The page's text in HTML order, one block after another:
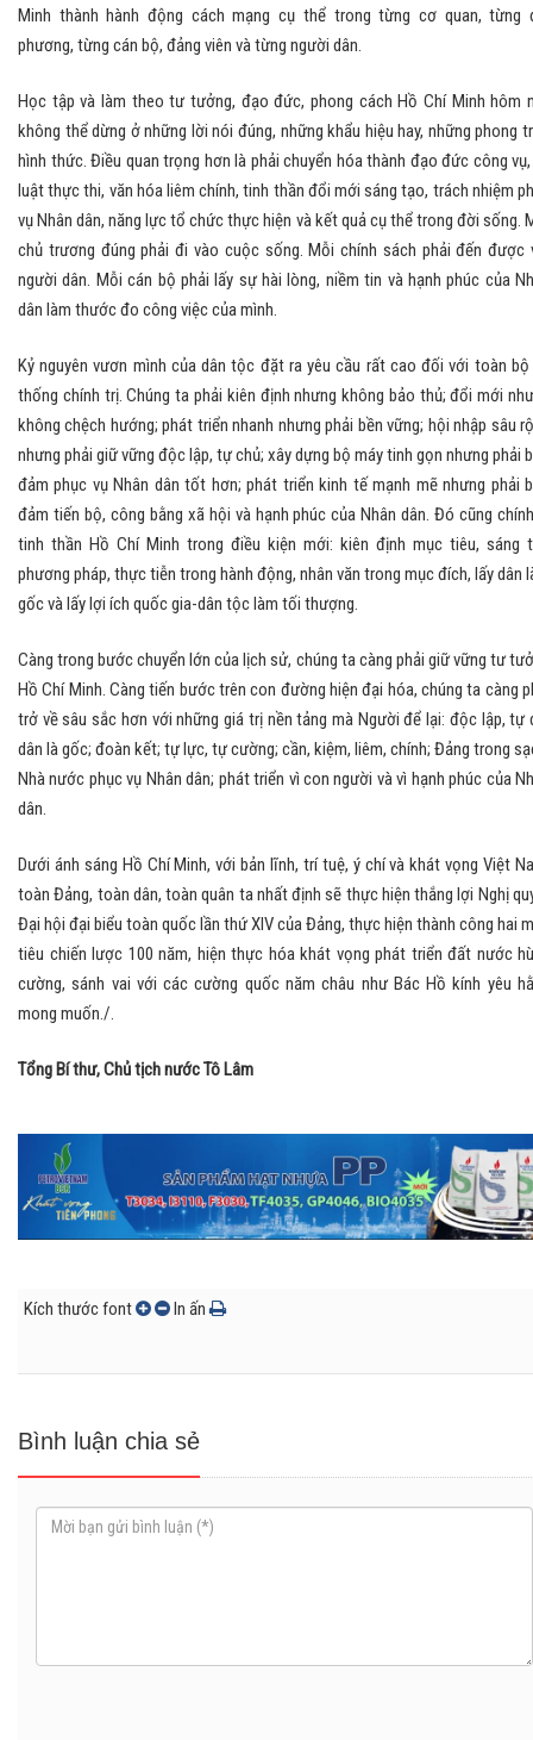
Minh thành hành động cách mạng cụ thể trong từng cơ quan, từng
phương, từng cán bộ, đảng viên và từng người dân.
Học tập và làm theo tư tưởng, đạo đức, phong cách Hồ Chí Minh hôm
không thể dừng ở những lời nói đúng, những khẩu hiệu hay, những phong
hình thức. Điều quan trọng hơn là phải chuyển hóa thành đạo đức công
luật thực thi, văn hóa liêm chính, tinh thần đổi mới sáng tạo, trách nhiệm
vụ Nhân dân, năng lực tổ chức thực hiện và kết quả cụ thể trong đời sống.
chủ trương đúng phải đi vào cuộc sống. Mỗi chính sách phải đến được
người dân. Mỗi cán bộ phải lấy sự hài lòng, niềm tin và hạnh phúc của
dân làm thước đo công việc của mình.
Kỷ nguyên vươn mình của dân tộc đặt ra yêu cầu rất cao đối với toàn bộ
thống chính trị. Chúng ta phải kiên định nhưng không bảo thủ; đổi mới
không chệch hướng; phát triển nhanh nhưng phải bền vững; hội nhập sâu
nhưng phải giữ vững độc lập, tự chủ; xây dựng bộ máy tinh gọn nhưng phải
đảm phục vụ Nhân dân tốt hơn; phát triển kinh tế mạnh mẽ nhưng phải
đảm tiến bộ, công bằng xã hội và hạnh phúc của Nhân dân. Đó cũng
tinh thần Hồ Chí Minh trong điều kiện mới: kiên định mục tiêu, sáng
phương pháp, thực tiễn trong hành động, nhân văn trong mục đích, lấy dân
gốc và lấy lợi ích quốc gia-dân tộc làm tối thượng.
Càng trong bước chuyển lớn của lịch sử, chúng ta càng phải giữ vững tư
Hồ Chí Minh. Càng tiến bước trên con đường hiện đại hóa, chúng ta càng
trở về sâu sắc hơn với những giá trị nền tảng mà Người để lại: độc lập, tự
dân là gốc; đoàn kết; tự lực, tự cường; cần, kiệm, liêm, chính; Đảng trong
Nhà nước phục vụ Nhân dân; phát triển vì con người và vì hạnh phúc của
dân.
Dưới ánh sáng Hồ Chí Minh, với bản lĩnh, trí tuệ, ý chí và khát vọng Việt
toàn Đảng, toàn dân, toàn quân ta nhất định sẽ thực hiện thắng lợi Nghị
Đại hội đại biểu toàn quốc lần thứ XIV của Đảng, thực hiện thành công hai
tiêu chiến lược 100 năm, hiện thực hóa khát vọng phát triển đất nước
cường, sánh vai với các cường quốc năm châu như Bác Hồ kính yêu
mong muốn./.
Tổng Bí thư, Chủ tịch nước Tô Lâm
Kích thước font In ấn
Bình luận chia sẻ